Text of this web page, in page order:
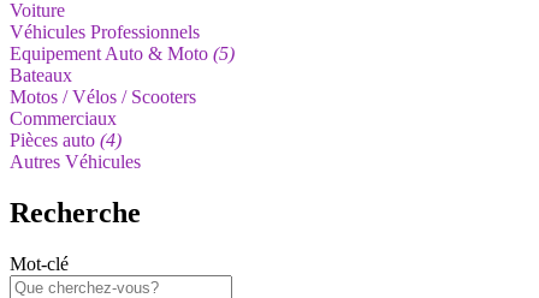
Voiture
Véhicules Professionnels
Equipement Auto & Moto (5)
Bateaux
Motos / Vélos / Scooters
Commerciaux
Pièces auto (4)
Autres Véhicules
Recherche
Mot-clé